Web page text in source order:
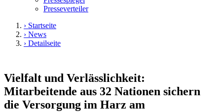
Presseverteiler
› Startseite
› News
› Detailseite
Vielfalt und Verlässlichkeit:
Mitarbeitende aus 32 Nationen sichern
die Versorgung im Harz am